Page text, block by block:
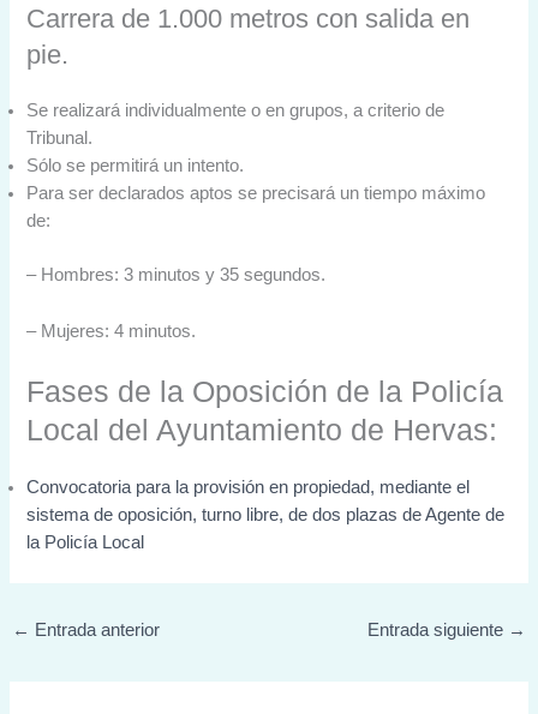
Carrera de 1.000 metros con salida en
pie.
Se realizará individualmente o en grupos, a criterio de
Tribunal.
Sólo se permitirá un intento.
Para ser declarados aptos se precisará un tiempo máximo
de:
– Hombres: 3 minutos y 35 segundos.
– Mujeres: 4 minutos.
Fases de la Oposición de la Policía
Local del Ayuntamiento de Hervas:
Convocatoria para la provisión en propiedad, mediante el
sistema de oposición, turno libre, de dos plazas de Agente de
la Policía Local
← Entrada anterior Entrada siguiente →